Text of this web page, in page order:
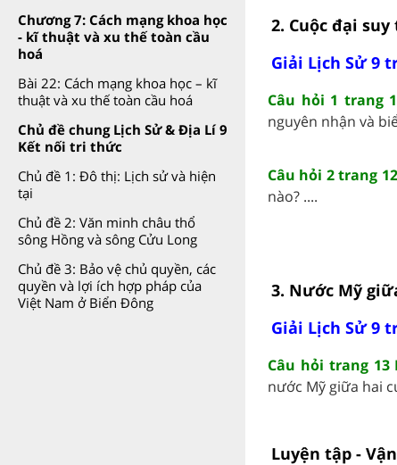
Chương 7: Cách mạng khoa học
- kĩ thuật và xu thế toàn cầu
hoá
Bài 22: Cách mạng khoa học – kĩ
thuật và xu thế toàn cầu hoá
Chủ đề chung Lịch Sử & Địa Lí 9
Kết nối tri thức
Chủ đề 1: Đô thị: Lịch sử và hiện
tại
Chủ đề 2: Văn minh châu thổ
sông Hồng và sông Cửu Long
Chủ đề 3: Bảo vệ chủ quyền, các
quyền và lợi ích hợp pháp của
Việt Nam ở Biển Đông
2. Cuộc đại
Giải Lịch Sử 9
Câu hỏi 1 trang
nguyên nhận và
Câu hỏi 2 trang
nào? ....
3. Nước Mỹ
Giải Lịch Sử 9
Câu hỏi trang 13
nước Mỹ giữa hai
Luyện tập -